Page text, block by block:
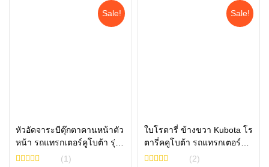
Sale!
หัวอัดจาระบีตุ๊กตาคานหน้าตัว
หน้า รถแทรกเตอร์คูโบต้า รุ่น
L3608 – L5018 06611-
(1)
หยิบใส่ตะกร้า
Sale!
ใบโรตารี่ ข้างขวา Kubota โร
ตารี่คคูโบต้า รถแทรกเตอร์คู
โบต้า รุ่น L4708 L5018
(2)
หยิบใส่ตะกร้า